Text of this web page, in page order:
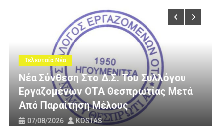
Μετά
Τελευταία Νέα
3 Εκατομμύρια Ευρώ Για Αγροτική
Οδοποιία Στον Δήμο
31/07/2026 KOSTAS